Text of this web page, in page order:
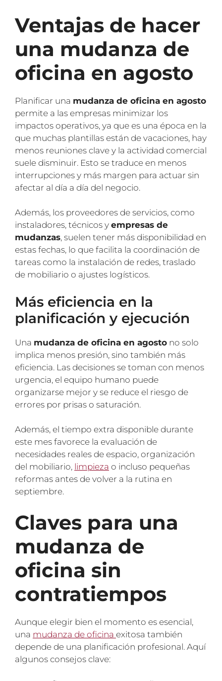
Ventajas de hacer
una mudanza de
oficina en agosto
Planificar una mudanza de oficina en agosto
permite a las empresas minimizar los
impactos operativos, ya que es una época en la
que muchas plantillas están de vacaciones, hay
menos reuniones clave y la actividad comercial
suele disminuir. Esto se traduce en menos
interrupciones y más margen para actuar sin
afectar al día a día del negocio.
Además, los proveedores de servicios, como
instaladores, técnicos y empresas de
mudanzas, suelen tener más disponibilidad en
estas fechas, lo que facilita la coordinación de
tareas como la instalación de redes, traslado
de mobiliario o ajustes logísticos.
Más eficiencia en la
planificación y ejecución
Una mudanza de oficina en agosto no solo
implica menos presión, sino también más
eficiencia. Las decisiones se toman con menos
urgencia, el equipo humano puede
organizarse mejor y se reduce el riesgo de
errores por prisas o saturación.
Además, el tiempo extra disponible durante
este mes favorece la evaluación de
necesidades reales de espacio, organización
del mobiliario, limpieza o incluso pequeñas
reformas antes de volver a la rutina en
septiembre.
Claves para una
mudanza de
oficina sin
contratiempos
Aunque elegir bien el momento es esencial,
una mudanza de oficina exitosa también
depende de una planificación profesional. Aquí
algunos consejos clave: